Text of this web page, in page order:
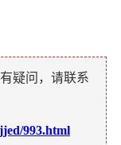
疑问，请联系
993.html